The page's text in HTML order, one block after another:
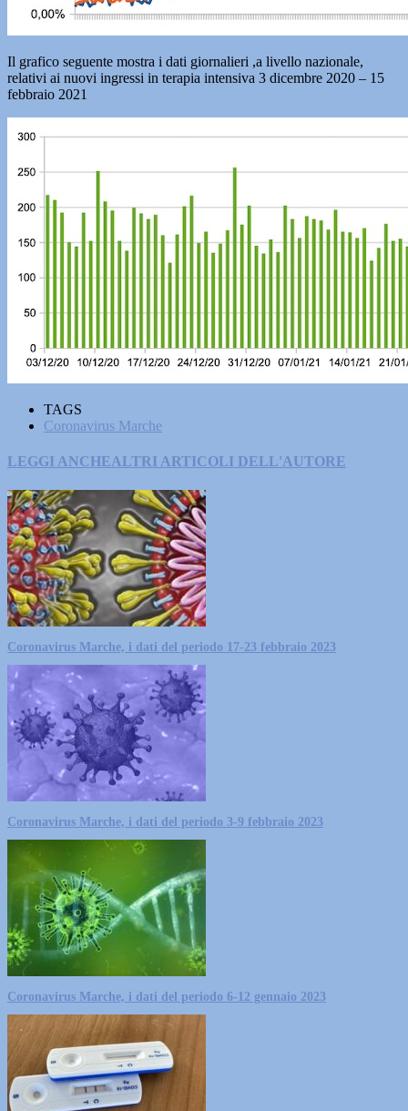
Il grafico seguente mostra i dati giornalieri ,a livello nazionale,
relativi ai nuovi ingressi in terapia intensiva 3 dicembre 2020 – 15
febbraio 2021
TAGS
Coronavirus Marche
LEGGI ANCHEALTRI ARTICOLI DELL'AUTORE
Coronavirus Marche, i dati del periodo 17-23 febbraio 2023
Coronavirus Marche, i dati del periodo 3-9 febbraio 2023
Coronavirus Marche, i dati del periodo 6-12 gennaio 2023